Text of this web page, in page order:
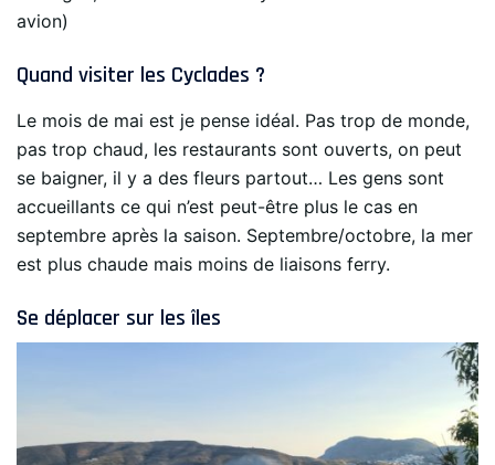
avion)
Quand visiter les Cyclades ?
Le mois de mai est je pense idéal. Pas trop de monde,
pas trop chaud, les restaurants sont ouverts, on peut
se baigner, il y a des fleurs partout… Les gens sont
accueillants ce qui n’est peut-être plus le cas en
septembre après la saison. Septembre/octobre, la mer
est plus chaude mais moins de liaisons ferry.
Se déplacer sur les îles